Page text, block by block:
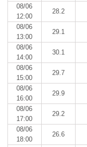
08/06
12:00
28.2
08/06
13:00
29.1
08/06
14:00
30.1
08/06
15:00
29.7
08/06
16:00
29.9
08/06
17:00
29.2
08/06
18:00
26.6